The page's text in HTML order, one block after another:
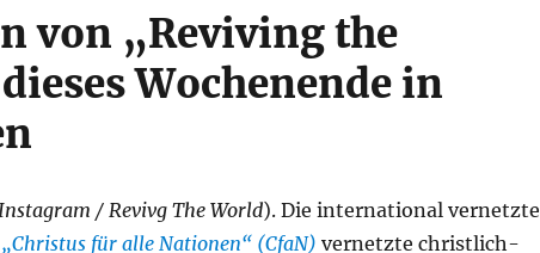
von „Reviving the
Wochenende in
/ Revivg The World). Die international vernetzte
„Christus für alle Nationen“ (CfaN) vernetzte christlich-